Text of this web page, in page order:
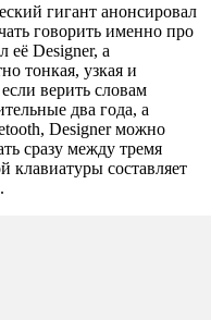
гигант анонсировал
говорить именно про
её Designer, а
тонкая, узкая и
верить словам
два года, а
Designer можно
сразу между тремя
клавиатуры составляет